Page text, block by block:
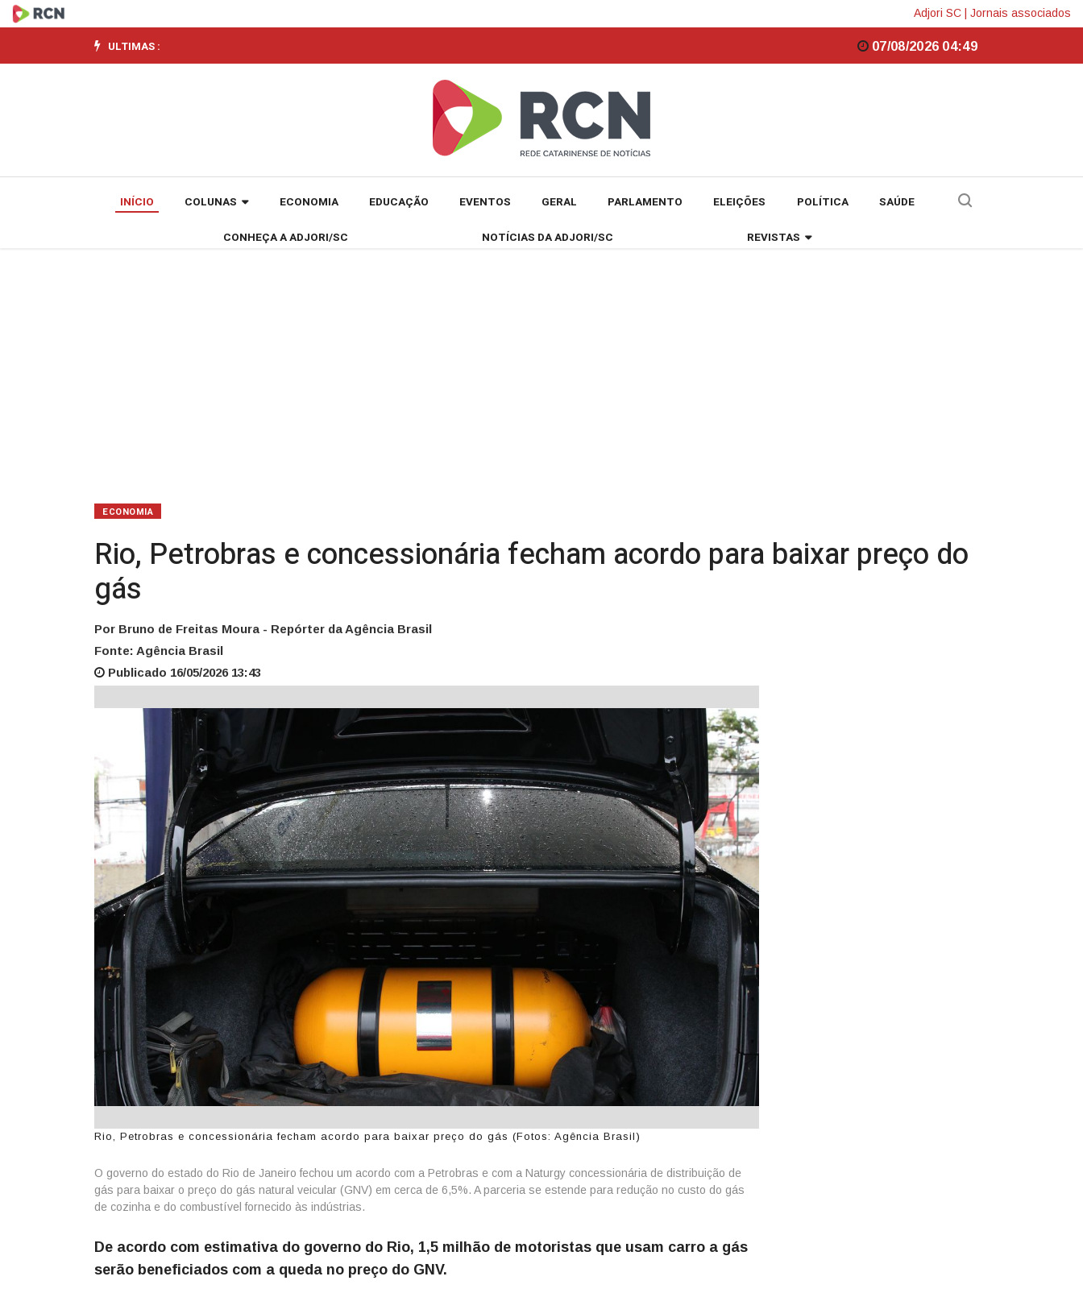
Rio,
Petrobras
acordo
Adjori SC Jornais associados
ULTIMAS : 07/08/2026 04:49
INÍCIO COLUNAS ECONOMIA EDUCAÇÃO EVENTOS GERAL PARLAMENTO ELEIÇÕES POLÍTICA SAÚDE
CONHEÇA A ADJORI/SC NOTÍCIAS DA ADJORI/SC REVISTAS
ECONOMIA
Rio, Petrobras e concessionária fecham acordo para baixar preço do
gás
Por Bruno de Freitas Moura - Repórter da Agência Brasil
Fonte: Agência Brasil
Publicado 16/05/2026 13:43
Rio, Petrobras e concessionária fecham acordo para baixar preço do gás (Fotos: Agência Brasil)
O governo do estado do Rio de Janeiro fechou um acordo com a Petrobras e com a Naturgy concessionária de distribuição de
gás para baixar o preço do gás natural veicular (GNV) em cerca de 6,5%. A parceria se estende para redução no custo do gás
de cozinha e do combustível fornecido às indústrias.
De acordo com estimativa do governo do Rio, 1,5 milhão de motoristas que usam carro a gás
serão beneficiados com a queda no preço do GNV.